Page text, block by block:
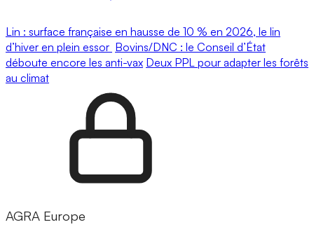
Lin : surface française en hausse de 10 % en 2026, le lin
d’hiver en plein essor Bovins/DNC : le Conseil d’État
déboute encore les anti-vax Deux PPL pour adapter les forêts
au climat
AGRA Europe